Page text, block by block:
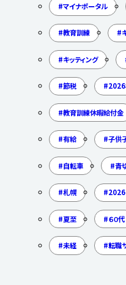
マイナポータル
教育訓練
キッティング
節税
教育訓練休暇給付金
有給 子供
自転車 青
札幌 2026
夏至 ６０代
未経 転職